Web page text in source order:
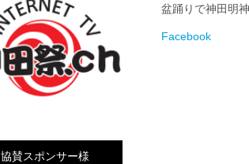
盆踊りで神田明
Facebook
協賛スポンサー様